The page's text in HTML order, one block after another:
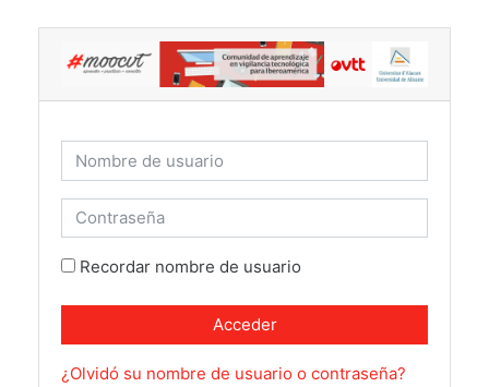
Nombre de usuario
Contraseña
Recordar nombre de usuario
Acceder
¿Olvidó su nombre de usuario o contraseña?